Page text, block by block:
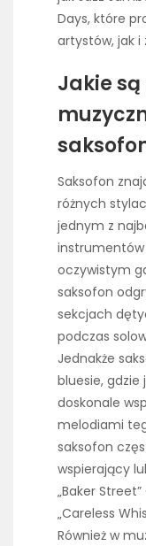
Days, które
artystów, jak i
Jakie
Saksofon
różnych
jednym z
instrumentów
oczywistym
saksofon
sekcjach
podczas
Jednakże
bluesie,
doskonale
melodiami
saksofon
wspierający
„Baker
„Careless
Również w